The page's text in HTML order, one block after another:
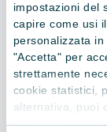
impostazioni del
capire come usi
personalizzata
"Accetta" per
strettamente
cookie statistici,
alternativa, puoi
le categorie di